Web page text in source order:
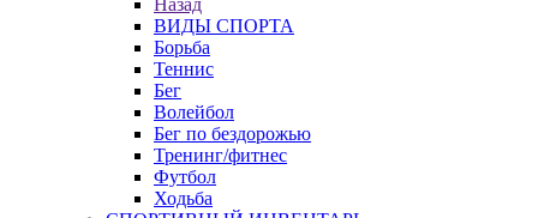
Назад
ВИДЫ СПОРТА
Борьба
Теннис
Бег
Волейбол
Бег по бездорожью
Тренинг/фитнес
Футбол
Ходьба